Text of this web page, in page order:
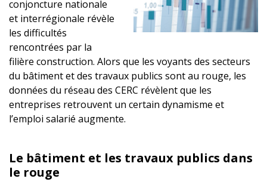
conjoncture nationale
et interrégionale révèle
les difficultés
rencontrées par la
filière construction. Alors que les voyants des secteurs
du bâtiment et des travaux publics sont au rouge, les
données du réseau des CERC révèlent que les
entreprises retrouvent un certain dynamisme et
l’emploi salarié augmente.
Le bâtiment et les travaux publics dans
le rouge